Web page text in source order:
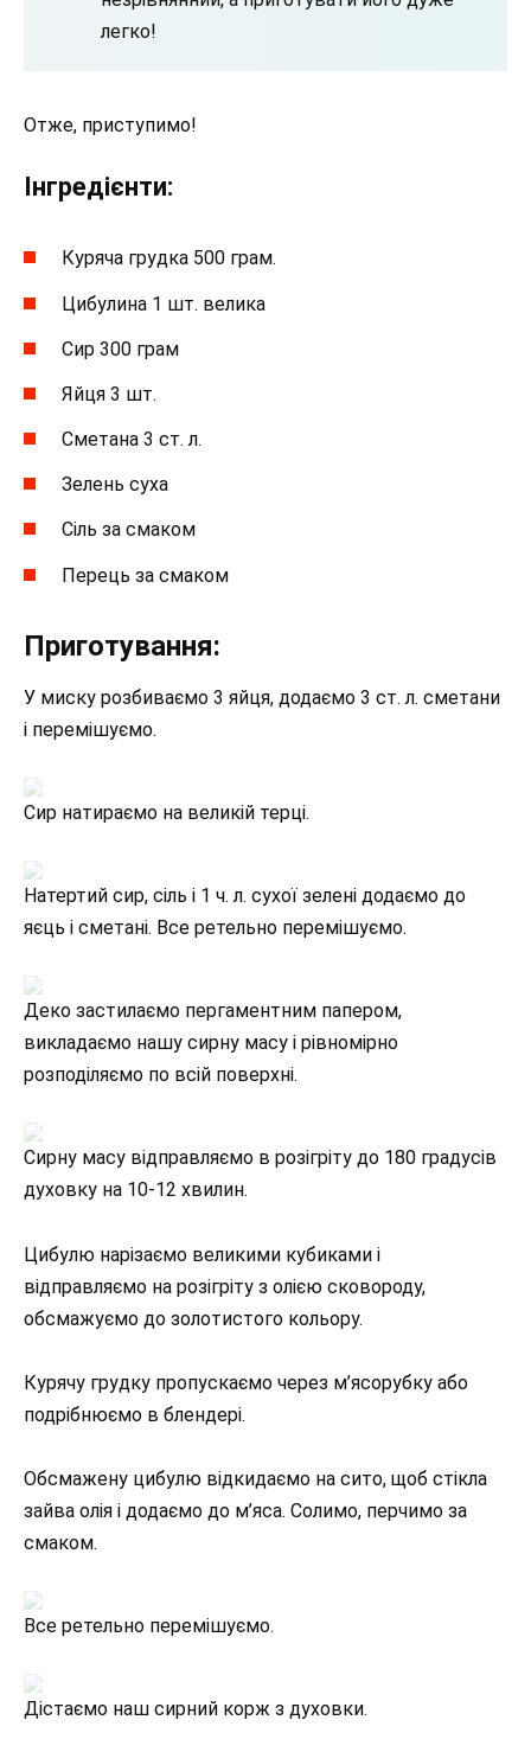
легко!
Отже, приступимо!
Інгредієнти:
Куряча грудка 500 грам.
Цибулина 1 шт. велика
Сир 300 грам
Яйця 3 шт.
Сметана 3 ст. л.
Зелень суха
Сіль за смаком
Перець за смаком
Приготування:
У миску розбиваємо 3 яйця, додаємо 3 ст. л. сметани
і перемішуємо.
Сир натираємо на великій терці.
Натертий сир, сіль і 1 ч. л. сухої зелені додаємо до
яєць і сметані. Все ретельно перемішуємо.
Деко застилаємо пергаментним папером,
викладаємо нашу сирну масу і рівномірно
розподіляємо по всій поверхні.
Сирну масу відправляємо в розігріту до 180 градусів
духовку на 10-12 хвилин.
Цибулю нарізаємо великими кубиками і
відправляємо на розігріту з олією сковороду,
обсмажуємо до золотистого кольору.
Курячу грудку пропускаємо через м’ясорубку або
подрібнюємо в блендері.
Обсмажену цибулю відкидаємо на сито, щоб стікла
зайва олія і додаємо до м’яса. Солимо, перчимо за
смаком.
Все ретельно перемішуємо.
Дістаємо наш сирний корж з духовки.